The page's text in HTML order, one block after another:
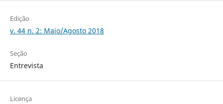
Edição
v. 44 n. 2: Maio/Agosto 2018
Seção
Entrevista
Licença